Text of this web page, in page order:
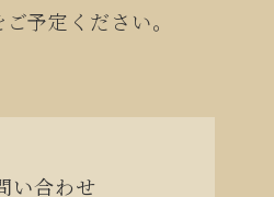
予定ください。
い合わせ